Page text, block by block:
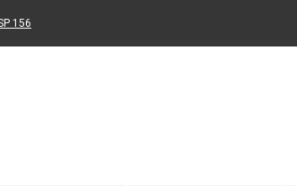
Ir para rodapé
para um novo sítio)
156